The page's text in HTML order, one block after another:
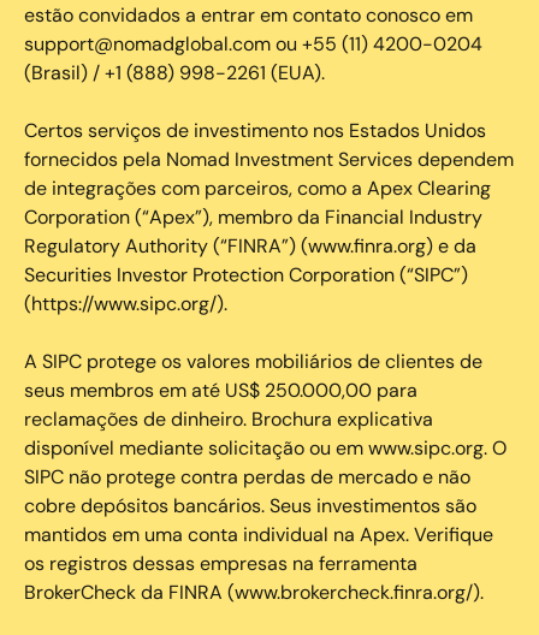
estão convidados a entrar em contato conosco em
support@nomadglobal.com ou +55 (11) 4200-0204
(Brasil) / +1 (888) 998-2261 (EUA).
Certos serviços de investimento nos Estados Unidos
fornecidos pela Nomad Investment Services dependem
de integrações com parceiros, como a Apex Clearing
Corporation (“Apex”), membro da Financial Industry
Regulatory Authority (“FINRA”) (www.finra.org) e da
Securities Investor Protection Corporation (“SIPC”)
(https://www.sipc.org/).
A SIPC protege os valores mobiliários de clientes de
seus membros em até US$ 250.000,00 para
reclamações de dinheiro. Brochura explicativa
disponível mediante solicitação ou em www.sipc.org. O
SIPC não protege contra perdas de mercado e não
cobre depósitos bancários. Seus investimentos são
mantidos em uma conta individual na Apex. Verifique
os registros dessas empresas na ferramenta
BrokerCheck da FINRA (www.brokercheck.finra.org/).